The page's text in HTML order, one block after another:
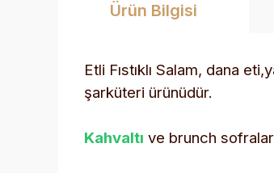
Ürün Bilgisi
Etli Fıstıklı Salam, dana
şarküteri ürünüdür.
Kahvaltı ve brunch